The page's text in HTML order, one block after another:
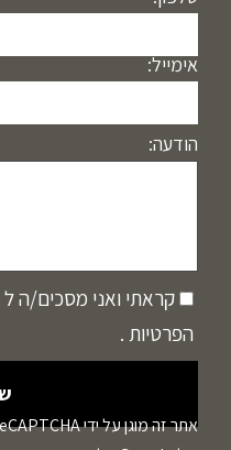
אימייל:
הודעה:
קראתי ואני מסכים/ה ל
הפרטיות .
אתר זה מוגן על ידי reCAPTCHA ו